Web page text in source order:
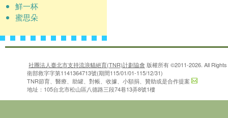
鮮一杯
蜜思朵
社團法人臺北市支持流浪貓絕育(TNR)計劃協會 版權所有 ©2011-2026. All
衛部救字字第1141364713號(期間115/01/01-115/12/31)
TNR節育、醫療、助罐、對帳、收據、小額捐、贊助或是合作提案
地址：105台北市松山區八德路三段74巷13弄8號1樓